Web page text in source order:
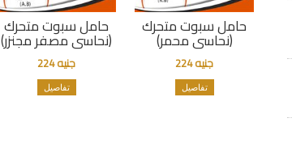
حامل سبوت متحرك
(نحاسى مصفر مجنزر)
جنيه 224
تفاصيل
حامل سبوت متحرك
(نحاسى محمر)
جنيه 224
تفاصيل